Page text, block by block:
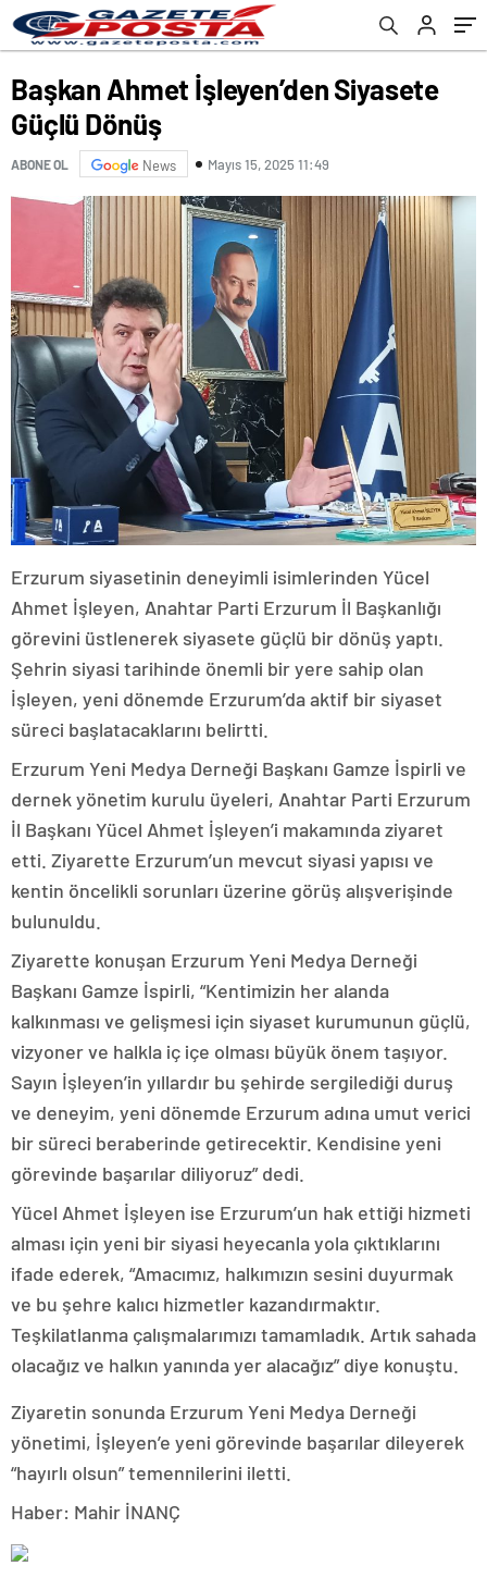
Başkan Ahmet İşleyen’den Siyasete
Güçlü Dönüş
ABONE OL News Mayıs 15, 2025 11:49
Erzurum siyasetinin deneyimli isimlerinden Yücel
Ahmet İşleyen, Anahtar Parti Erzurum İl Başkanlığı
görevini üstlenerek siyasete güçlü bir dönüş yaptı.
Şehrin siyasi tarihinde önemli bir yere sahip olan
İşleyen, yeni dönemde Erzurum’da aktif bir siyaset
süreci başlatacaklarını belirtti.
Erzurum Yeni Medya Derneği Başkanı Gamze İspirli ve
dernek yönetim kurulu üyeleri, Anahtar Parti Erzurum
İl Başkanı Yücel Ahmet İşleyen’i makamında ziyaret
etti. Ziyarette Erzurum’un mevcut siyasi yapısı ve
kentin öncelikli sorunları üzerine görüş alışverişinde
bulunuldu.
Ziyarette konuşan Erzurum Yeni Medya Derneği
Başkanı Gamze İspirli, “Kentimizin her alanda
kalkınması ve gelişmesi için siyaset kurumunun güçlü,
vizyoner ve halkla iç içe olması büyük önem taşıyor.
Sayın İşleyen’in yıllardır bu şehirde sergilediği duruş
ve deneyim, yeni dönemde Erzurum adına umut verici
bir süreci beraberinde getirecektir. Kendisine yeni
görevinde başarılar diliyoruz” dedi.
Yücel Ahmet İşleyen ise Erzurum’un hak ettiği hizmeti
alması için yeni bir siyasi heyecanla yola çıktıklarını
ifade ederek, “Amacımız, halkımızın sesini duyurmak
ve bu şehre kalıcı hizmetler kazandırmaktır.
Teşkilatlanma çalışmalarımızı tamamladık. Artık sahada
olacağız ve halkın yanında yer alacağız” diye konuştu.
Ziyaretin sonunda Erzurum Yeni Medya Derneği
yönetimi, İşleyen’e yeni görevinde başarılar dileyerek
“hayırlı olsun” temennilerini iletti.
Haber: Mahir İNANÇ